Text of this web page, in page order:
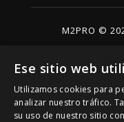
M2PRO ©
Ese sitio web
Utilizamos cookies para
analizar nuestro tráfico.
su uso de nuestro sitio